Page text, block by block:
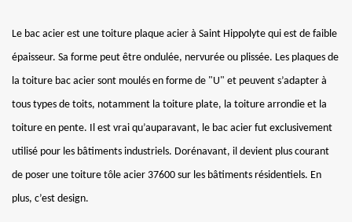
Le bac acier est une toiture plaque acier à Saint Hippolyte qui est de faible
épaisseur. Sa forme peut être ondulée, nervurée ou plissée. Les plaques de
la toiture bac acier sont moulés en forme de "U" et peuvent s’adapter à
tous types de toits, notamment la toiture plate, la toiture arrondie et la
toiture en pente. Il est vrai qu’auparavant, le bac acier fut exclusivement
utilisé pour les bâtiments industriels. Dorénavant, il devient plus courant
de poser une toiture tôle acier 37600 sur les bâtiments résidentiels. En
plus, c’est design.